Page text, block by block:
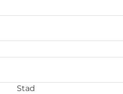
Stad